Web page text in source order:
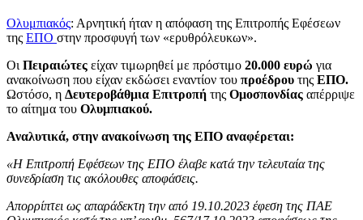
Ολυμπιακός: Αρνητική ήταν η απόφαση της Επιτροπής Εφέσεων
της ΕΠΟ στην προσφυγή των «ερυθρόλευκων».
Οι Πειραιώτες είχαν τιμωρηθεί με πρόστιμο 20.000 ευρώ για
ανακοίνωση που είχαν εκδώσει εναντίον του προέδρου της ΕΠΟ.
Ωστόσο, η Δευτεροβάθμια Επιτροπή της Ομοσπονδίας απέρριψε
το αίτημα του Ολυμπιακού.
Αναλυτικά, στην ανακοίνωση της ΕΠΟ αναφέρεται:
«Η Επιτροπή Εφέσεων της ΕΠΟ έλαβε κατά την τελευταία της
συνεδρίαση τις ακόλουθες αποφάσεις.
Απορρίπτει ως απαράδεκτη την από 19.10.2023 έφεση της ΠΑΕ